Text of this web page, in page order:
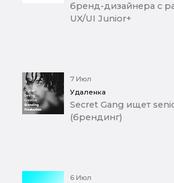
бренд-дизайнера с
UX/UI Junior+
7 Июл
Удаленка
Secret Gang ищет
(брендинг)
6 Июл